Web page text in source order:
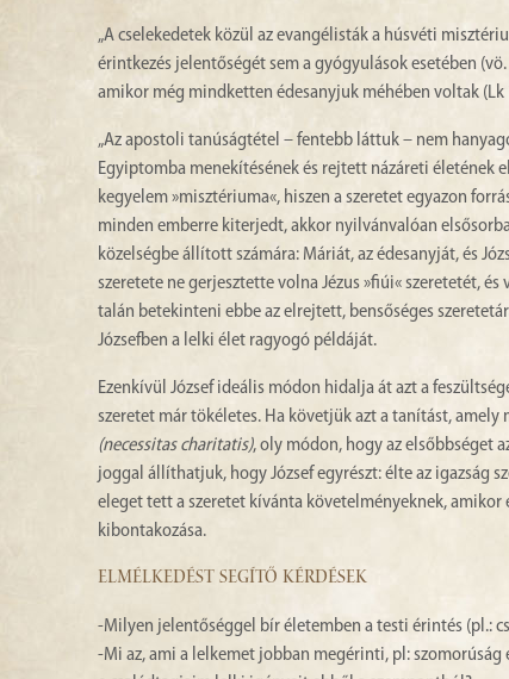
„A cselekedetek közül az evangélisták a húsvéti
érintkezés jelentőségét sem a gyógyulások esetében
amikor még mindketten édesanyjuk méhében voltak (Lk
„Az apostoli tanúságtétel – fentebb láttuk – nem
Egyiptomba menekítésének és rejtett názáreti életének
kegyelem »misztériuma«, hiszen a szeretet egyazon
minden emberre kiterjedt, akkor nyilvánvalóan
közelségbe állított számára: Máriát, az édesanyját, és
szeretete ne gerjesztette volna Jézus »fiúi« szeretetét,
talán betekinteni ebbe az elrejtett, bensőséges
Józsefben a lelki élet ragyogó példáját.
Ezenkívül József ideális módon hidalja át azt a
szeretet már tökéletes. Ha követjük azt a tanítást, amely
(necessitas charitatis), oly módon, hogy az elsőbbséget
joggal állíthatjuk, hogy József egyrészt: élte az igazság
eleget tett a szeretet kívánta követelményeknek,
kibontakozása.
ELMÉLKEDÉST SEGÍTŐ KÉRDÉSEK
-Milyen jelentőséggel bír életemben a testi érintés (pl.:
-Mi az, ami a lelkemet jobban megérinti, pl: szomorúság